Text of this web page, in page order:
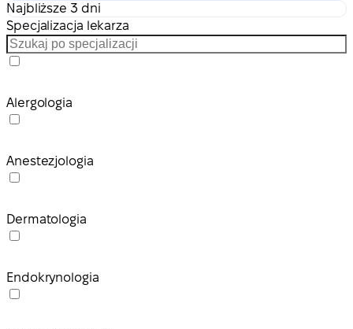
Najbliższe 3 dni
Specjalizacja lekarza
Alergologia
Anestezjologia
Dermatologia
Endokrynologia